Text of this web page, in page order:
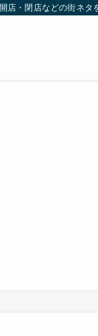
・閉店などの街ネタ